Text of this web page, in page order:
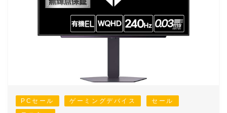
PCセール ゲーミングデバイス
セール